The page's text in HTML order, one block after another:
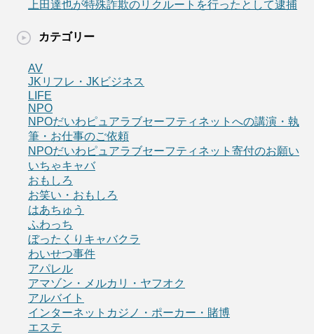
上田達也が特殊詐欺のリクルートを行ったとして逮捕
カテゴリー
AV
JKリフレ・JKビジネス
LIFE
NPO
NPOだいわピュアラブセーフティネットへの講演・執
筆・お仕事のご依頼
NPOだいわピュアラブセーフティネット寄付のお願い
いちゃキャバ
おもしろ
お笑い・おもしろ
はあちゅう
ふわっち
ぼったくりキャバクラ
わいせつ事件
アパレル
アマゾン・メルカリ・ヤフオク
アルバイト
インターネットカジノ・ポーカー・賭博
エステ